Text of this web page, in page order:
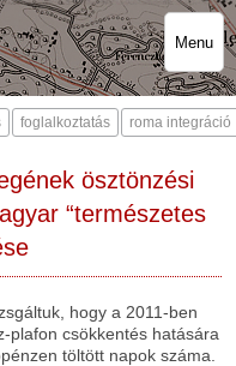
Menu
foglalkoztatás roma integráció
ösztönzési
“természetes
hogy a 2011-ben
plafon csökkentés hatására
töltött napok száma.